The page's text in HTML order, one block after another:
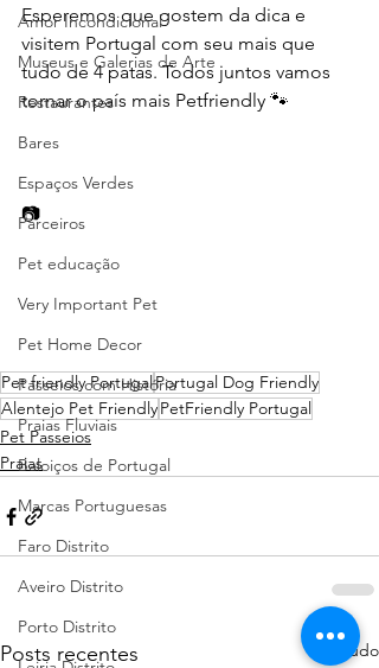
Amor Incondicional
Museus e Galerias de Arte
Restaurantes
Bares
Espaços Verdes
Parceiros
Pet educação
Very Important Pet
Pet Home Decor
Passeios com História
Praias Fluviais
Baloiços de Portugal
Marcas Portuguesas
Faro Distrito
Aveiro Distrito
Porto Distrito
Esperemos que gostem da dica e
visitem Portugal com seu mais que
tudo de 4 patas. Todos juntos vamos
tornar o país mais Petfriendly 🐾
📷
Pet friendly PortugalPortugal Dog Friendly
Alentejo Pet FriendlyPetFriendly Portugal
Pet Passeios
Praias
Posts recentes Ver tudo